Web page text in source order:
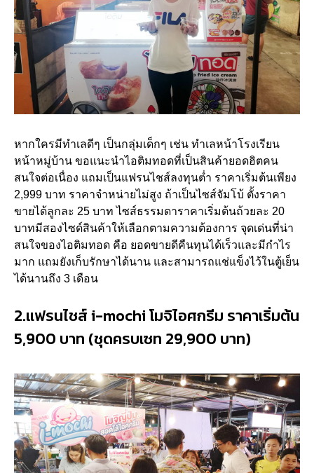
หากใครมีทำเลดีๆ เป็นกลุ่มเด็กๆ เช่น ทำเลหน้าโรงเรียน
หน้าหมู่บ้าน ขอแนะนำไอติมทอดที่เป็นสินค้ายอดฮิตคน
สนใจต่อเนื่อง แถมเป็นแฟรนไชส์ลงทุนต่ำ ราคาเริ่มต้นเพียง
2,999 บาท ราคาจำหน่ายไม่สูง ถ้าเป็นไซส์จัมโบ้ ตั้งราคา
ขายได้ลูกละ 25 บาท ไซส์ธรรมดาราคาเริ่มต้นถ้วยละ 20
บาทมีสองไซด์สินค้าให้เลือกตามความต้องการ จุดเด่นที่น่า
สนใจของไอติมทอด คือ ยอดขายดีคืนทุนได้เร็วและมีกำไร
มาก แถมยังเก็บรักษาได้นาน และสามารถแช่แข็งไว้ในตู้เย็น
ได้นานถึง 3 เดือน
2.แฟรนไชส์ i-mochi โมจิไอศกรีม ราคาเริ่มต้น
5,900 บาท (ชุดครบเซท 29,900 บาท)